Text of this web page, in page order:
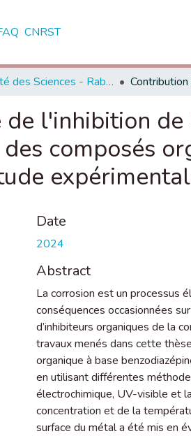
CNRST
Faculté des Sciences - Rabat
de l'inhibition
composés
Date
2024
Abstract
La corrosion est un processus
conséquences occasionnées
d’inhibiteurs organiques de la
travaux menés dans cette
organique à base
en utilisant différentes
électrochimique, UV-visible et
concentration et de la
surface du métal a été mis en